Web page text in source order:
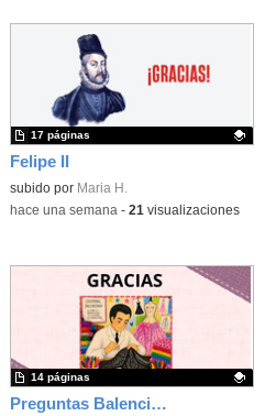
Felipe II
Contenido educativo.
subido por Maria H.
17 páginas
-hace una semana - 21 visualizaciones
Preguntas Balenciaga
14 páginas